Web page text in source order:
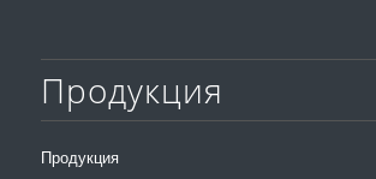
Продукция
Продукция